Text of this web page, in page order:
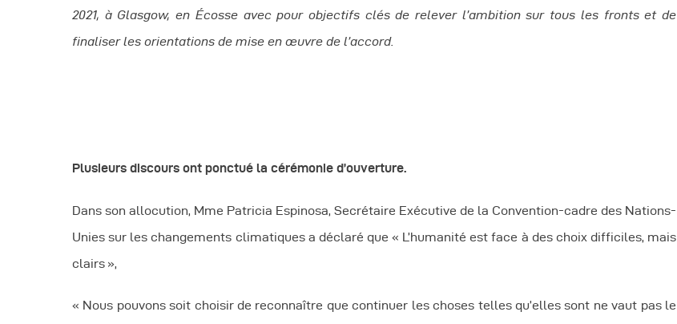
Réunions Sous-
Publications
COMIFAC Newsletter
CEFDHAC
2021, à Glasgow, en Écosse avec pour objectifs clés de relever l’ambition sur tous les fronts et de
finaliser les orientations de mise en œuvre de l’accord.
Plusieurs discours ont ponctué la cérémonie d’ouverture.
Dans son allocution, Mme Patricia Espinosa, Secrétaire Exécutive de la Convention-cadre des Nations-
Unies sur les changements climatiques a déclaré que « L’humanité est face à des choix difficiles, mais
clairs »,
« Nous pouvons soit choisir de reconnaître que continuer les choses telles qu’elles sont ne vaut pas le